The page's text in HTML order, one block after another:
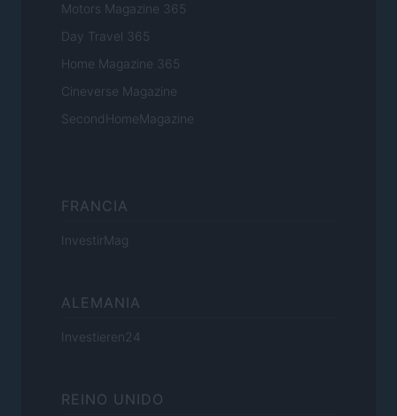
Motors Magazine 365
Day Travel 365
Home Magazine 365
Cineverse Magazine
SecondHomeMagazine
FRANCIA
InvestirMag
ALEMANIA
Investieren24
REINO UNIDO